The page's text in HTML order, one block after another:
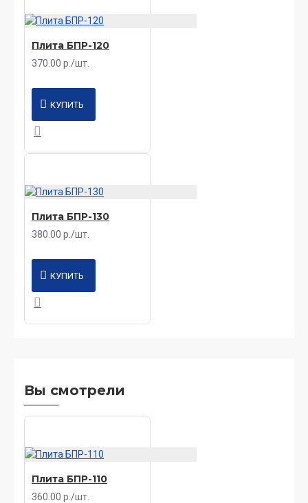
Плита БПР-120
370.00 р./шт.
КУПИТЬ
Плита БПР-130
380.00 р./шт.
КУПИТЬ
Вы смотрели
Плита БПР-110
360.00 р./шт.